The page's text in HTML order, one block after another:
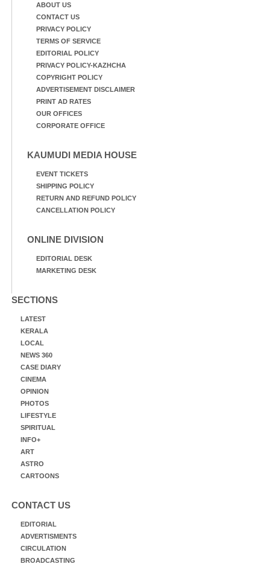
ABOUT US
CONTACT US
PRIVACY POLICY
TERMS OF SERVICE
EDITORIAL POLICY
PRIVACY POLICY-KAZHCHA
COPYRIGHT POLICY
ADVERTISEMENT DISCLAIMER
PRINT AD RATES
OUR OFFICES
CORPORATE OFFICE
KAUMUDI MEDIA HOUSE
EVENT TICKETS
SHIPPING POLICY
RETURN AND REFUND POLICY
CANCELLATION POLICY
ONLINE DIVISION
EDITORIAL DESK
MARKETING DESK
SECTIONS
LATEST
KERALA
LOCAL
NEWS 360
CASE DIARY
CINEMA
OPINION
PHOTOS
LIFESTYLE
SPIRITUAL
INFO+
ART
ASTRO
CARTOONS
CONTACT US
EDITORIAL
ADVERTISMENTS
CIRCULATION
BROADCASTING